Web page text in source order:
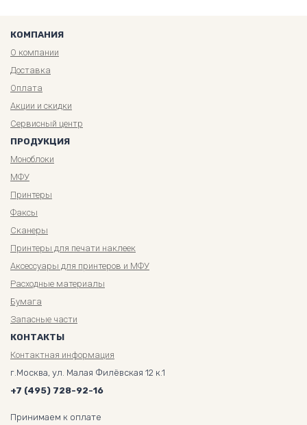
КОМПАНИЯ
О компании
Доставка
Оплата
Акции и скидки
Сервисный центр
ПРОДУКЦИЯ
Моноблоки
МФУ
Принтеры
Факсы
Сканеры
Принтеры для печати наклеек
Аксессуары для принтеров и МФУ
Расходные материалы
Бумага
Запасные части
КОНТАКТЫ
Контактная информация
г.Москва, ул. Малая Филёвская 12 к.1
+7 (495) 728-92-16
Принимаем к оплате